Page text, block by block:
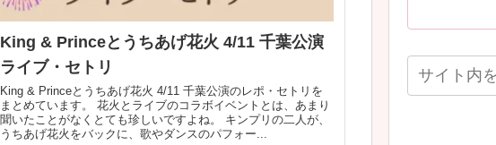
King & Princeとうちあげ花火 4/11 千葉公演
ライブ・セトリ
King & Princeとうちあげ花火 4/11 千葉公演のレポ・セトリを
まとめています。 花火とライブのコラボイベントとは、あまり
聞いたことがなくとても珍しいですよね。 キンプリの二人が、
うちあげ花火をバックに、歌やダンスのパフォー...